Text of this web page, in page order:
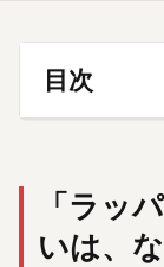
目次
「ラッ
いは、